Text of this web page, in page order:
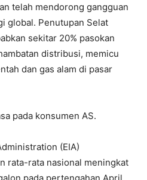
telah mendorong gangguan
global. Penutupan Selat
sekitar 20% pasokan
distribusi, memicu
dan gas alam di pasar
pada konsumen AS.
(EIA)
rata-rata nasional meningkat